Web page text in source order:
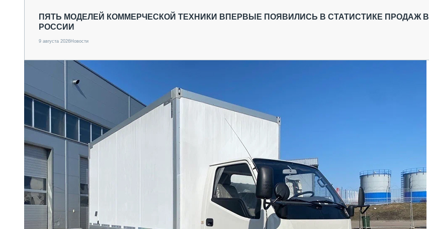
ПЯТЬ МОДЕЛЕЙ КОММЕРЧЕСКОЙ ТЕХНИКИ ВПЕРВЫЕ ПОЯВИЛИСЬ В СТАТИСТИКЕ ПРОДАЖ В
РОССИИ
9 августа 2026Новости